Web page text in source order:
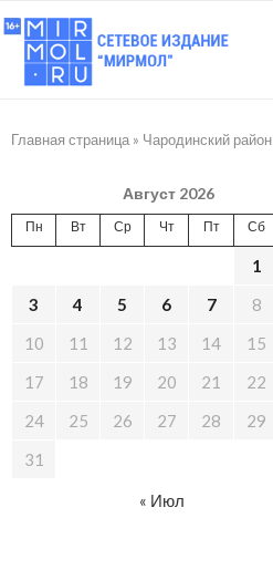
Главная страница » Чародинский район
Август 2026
Пн Вт Ср Чт Пт Сб
1
3
4 5 6 7 8
10
11 12 13 14 15
17
18 19 20 21 22
24
25 26 27 28 29
31
« Июл